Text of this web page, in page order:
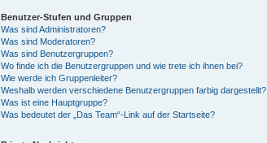
Benutzer-Stufen und Gruppen
Was sind Administratoren?
Was sind Moderatoren?
Was sind Benutzergruppen?
Wo finde ich die Benutzergruppen und wie trete ich ihnen bei?
Wie werde ich Gruppenleiter?
Weshalb werden verschiedene Benutzergruppen farbig dargestellt?
Was ist eine Hauptgruppe?
Was bedeutet der „Das Team“-Link auf der Startseite?